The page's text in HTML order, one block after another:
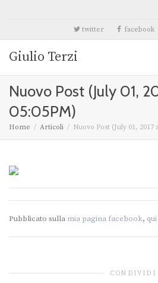
twitter facebook
Giulio Terzi
Nuovo Post (July 01,
05:05PM)
Home Articoli Nuovo Post (July 01, 2017
Pubblicato sulla mia pagina facebook,
CONDIVIDI